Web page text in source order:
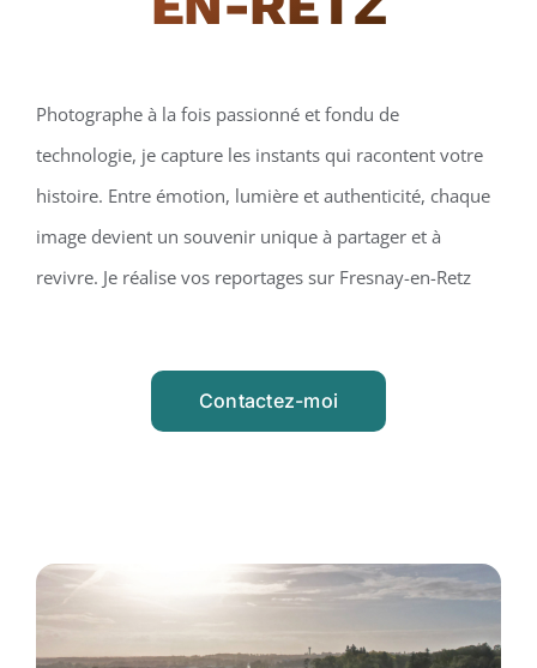
Photographe à la fois passionné et fondu de
technologie, je capture les instants qui racontent votre
histoire. Entre émotion, lumière et authenticité, chaque
image devient un souvenir unique à partager et à
revivre. Je réalise vos reportages sur Fresnay-en-Retz
Contactez-moi